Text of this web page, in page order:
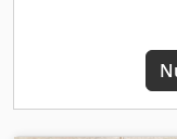
Controle van de
smeltveiligheden
Inbouw van een
bedieningspaneel
Reiniging van de